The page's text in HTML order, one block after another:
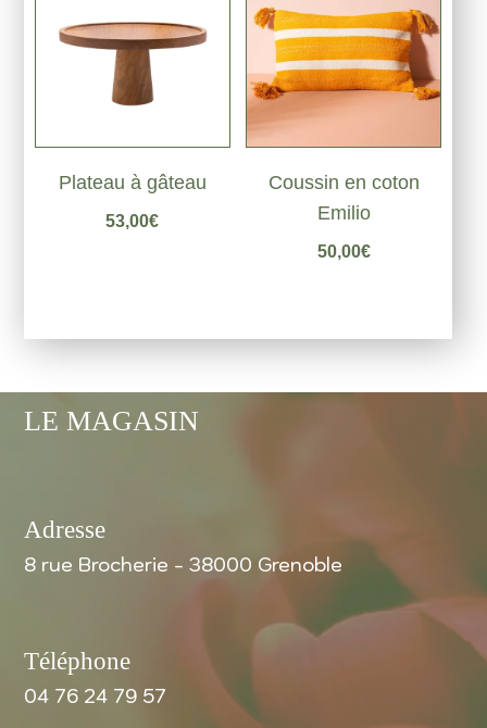
Plateau à gâteau
53,00€
Coussin en coton
Emilio
50,00€
LE MAGASIN
Adresse
8 rue Brocherie - 38000 Grenoble
Téléphone
04 76 24 79 57